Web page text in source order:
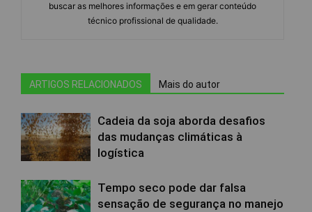
buscar as melhores informações e em gerar conteúdo
técnico profissional de qualidade.
ARTIGOS RELACIONADOS Mais do autor
Cadeia da soja aborda desafios
das mudanças climáticas à
logística
Tempo seco pode dar falsa
sensação de segurança no manejo